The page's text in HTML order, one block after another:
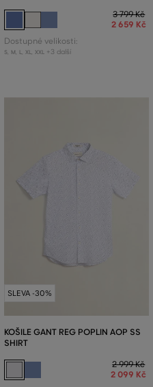
3 799 Kč
2 659 Kč
Dostupné velikosti:
S, M L XL XXL +3 další
SLEVA -30%
KOŠILE GANT REG POPLIN AOP SS
SHIRT
2 999 Kč
2 099 Kč